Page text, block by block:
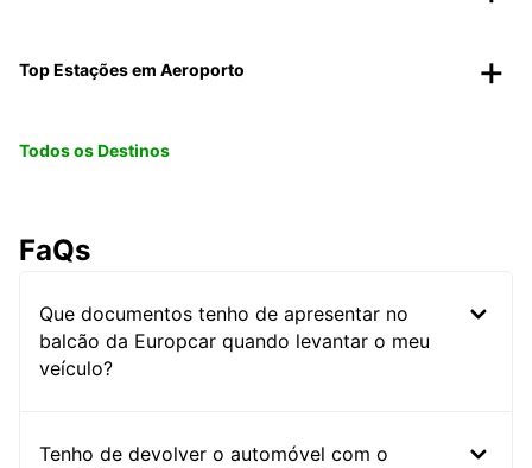
Top Estações em Aeroporto
Todos os Destinos
FaQs
Que documentos tenho de apresentar no
balcão da Europcar quando levantar o meu
veículo?
Tenho de devolver o automóvel com o